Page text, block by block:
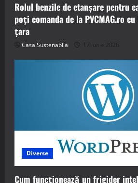
Rolul benzile de etanșare pentru
poți comanda de la PVCMAG.ro
țara
Casa Sustenabila 17 iunie 2026
Diverse
Cum funcționează un frigider